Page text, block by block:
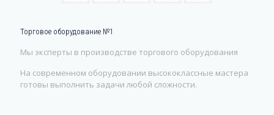
Торговое оборудование №1
Мы эксперты в производстве торгового оборудования
На современном оборудовании высококлассные мастера
готовы выполнить задачи любой сложности.